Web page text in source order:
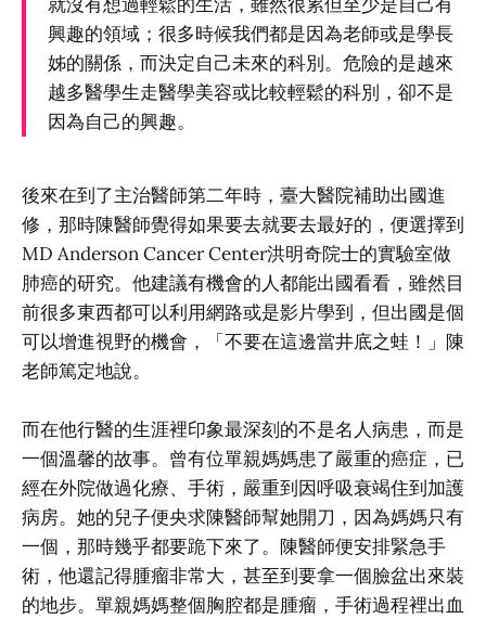
興趣的領域；很多時候我們都是因為老師或是學長
姊的關係，而決定自己未來的科別。危險的是越來
越多醫學生走醫學美容或比較輕鬆的科別，卻不是
因為自己的興趣。
後來在到了主治醫師第二年時，臺大醫院補助出國進
修，那時陳醫師覺得如果要去就要去最好的，便選擇到
MD Anderson Cancer Center洪明奇院士的實驗室做
肺癌的研究。他建議有機會的人都能出國看看，雖然目
前很多東西都可以利用網路或是影片學到，但出國是個
可以增進視野的機會，「不要在這邊當井底之蛙！」陳
老師篤定地說。
而在他行醫的生涯裡印象最深刻的不是名人病患，而是
一個溫馨的故事。曾有位單親媽媽患了嚴重的癌症，已
經在外院做過化療、手術，嚴重到因呼吸衰竭住到加護
病房。她的兒子便央求陳醫師幫她開刀，因為媽媽只有
一個，那時幾乎都要跪下來了。陳醫師便安排緊急手
術，他還記得腫瘤非常大，甚至到要拿一個臉盆出來裝
的地步。單親媽媽整個胸腔都是腫瘤，手術過程裡出血